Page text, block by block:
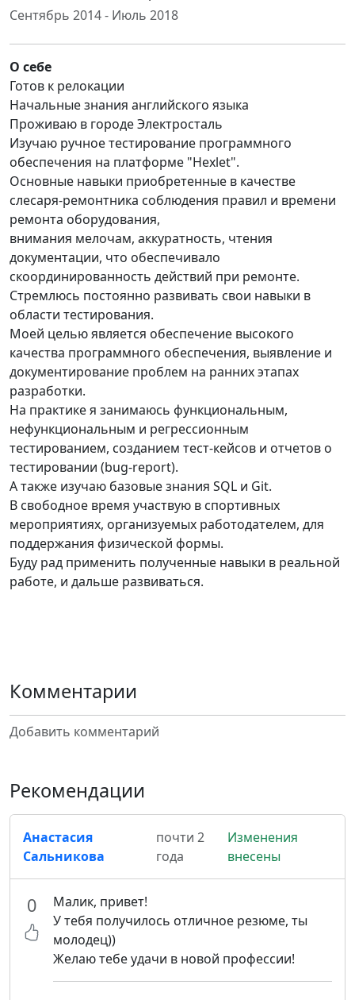
Сентябрь 2014 - Июль 2018
О себе
Готов к релокации
Начальные знания английского языка
Проживаю в городе Электросталь
Изучаю ручное тестирование программного
обеспечения на платформе "Hexlet".
Основные навыки приобретенные в качестве
слесаря-ремонтника соблюдения правил и времени
ремонта оборудования,
внимания мелочам, аккуратность, чтения
документации, что обеспечивало
скоординированность действий при ремонте.
Стремлюсь постоянно развивать свои навыки в
области тестирования.
Моей целью является обеспечение высокого
качества программного обеспечения, выявление и
документирование проблем на ранних этапах
разработки.
На практике я занимаюсь функциональным,
нефункциональным и регрессионным
тестированием, созданием тест-кейсов и отчетов о
тестировании (bug-report).
А также изучаю базовые знания SQL и Git.
В свободное время участвую в спортивных
мероприятиях, организуемых работодателем, для
поддержания физической формы.
Буду рад применить полученные навыки в реальной
работе, и дальше развиваться.
Комментарии
Добавить комментарий
Рекомендации
Анастасия
Сальникова
почти 2
года
Изменения
внесены
0
Малик, привет!
У тебя получилось отличное резюме, ты
молодец))
Желаю тебе удачи в новой профессии!